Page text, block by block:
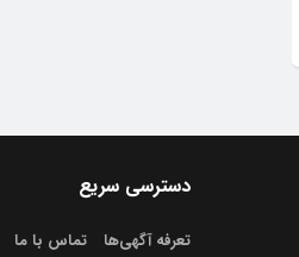
دسترسی سریع
تعرفه آگهی‌ها تماس با ما